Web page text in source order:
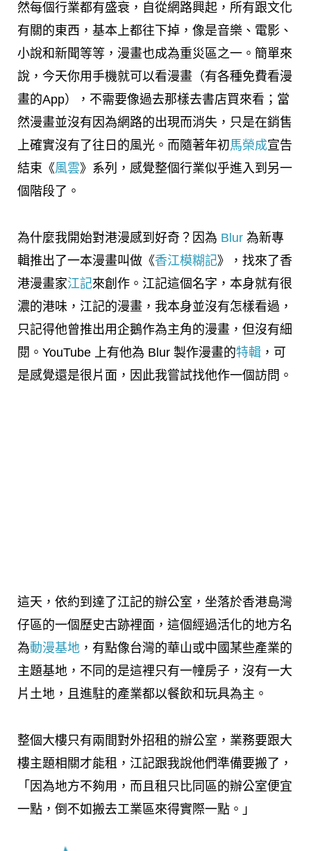
然每個行業都有盛衰，自從網路興起，所有跟文化
有關的東西，基本上都往下掉，像是音樂、電影、
小說和新聞等等，漫畫也成為重災區之一。簡單來
說，今天你用手機就可以看漫畫（有各種免費看漫
畫的App），不需要像過去那樣去書店買來看；當
然漫畫並沒有因為網路的出現而消失，只是在銷售
上確實沒有了往日的風光。而隨著年初馬榮成宣告
結束《風雲》系列，感覺整個行業似乎進入到另一
個階段了。
為什麼我開始對港漫感到好奇？因為 Blur 為新專
輯推出了一本漫畫叫做《香江模糊記》，找來了香
港漫畫家江記來創作。江記這個名字，本身就有很
濃的港味，江記的漫畫，我本身並沒有怎樣看過，
只記得他曾推出用企鵝作為主角的漫畫，但沒有細
閱。YouTube 上有他為 Blur 製作漫畫的特輯 ，可
是感覺還是很片面，因此我嘗試找他作一個訪問。
這天，依約到達了江記的辦公室，坐落於香港島灣
仔區的一個歷史古跡裡面，這個經過活化的地方名
為動漫基地 ，有點像台灣的華山或中國某些產業的
主題基地，不同的是這裡只有一幢房子，沒有一大
片土地，且進駐的產業都以餐飲和玩具為主。
整個大樓只有兩間對外招租的辦公室，業務要跟大
樓主題相關才能租，江記跟我說他們準備要搬了，
「因為地方不夠用，而且租只比同區的辦公室便宜
一點，倒不如搬去工業區來得實際一點。」